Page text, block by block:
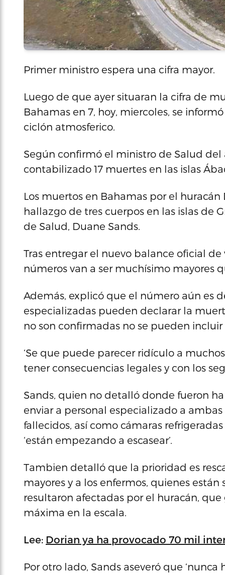
Primer ministro espera una cifra mayor.
Luego de que ayer situaran la cifra de
Bahamas en 7, hoy, miercoles, se
ciclón atmosferico.
Según confirmó el ministro de Salud del
contabilizado 17 muertes en las islas
Los muertos en Bahamas por el
hallazgo de tres cuerpos en las islas de
de Salud, Duane Sands.
Tras entregar el nuevo balance oficial
números van a ser muchísimo mayores
Además, explicó que el número aún es
especializadas pueden declarar la
no son confirmadas no se pueden incluir
‘Se que puede parecer ridículo a
tener consecuencias legales y con los
Sands, quien no detalló donde fueron
enviar a personal especializado a
fallecidos, así como cámaras
‘están empezando a escasear’.
Tambien detalló que la prioridad es
mayores y a los enfermos, quienes
resultaron afectadas por el huracán,
máxima en la escala.
Lee: Dorian ya ha provocado 70 mil
Por otro lado, Sands aseveró que